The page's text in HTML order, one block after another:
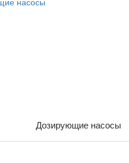
Дозирующие насосы